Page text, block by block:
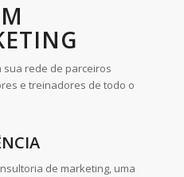
sua rede de parceiros
e treinadores de todo o
de marketing, uma